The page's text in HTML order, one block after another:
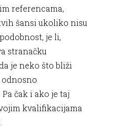
referencama,
šansi ukoliko nisu
je li,
stranačku
je neko što bliži
čak i ako je taj
kvalifikacijama